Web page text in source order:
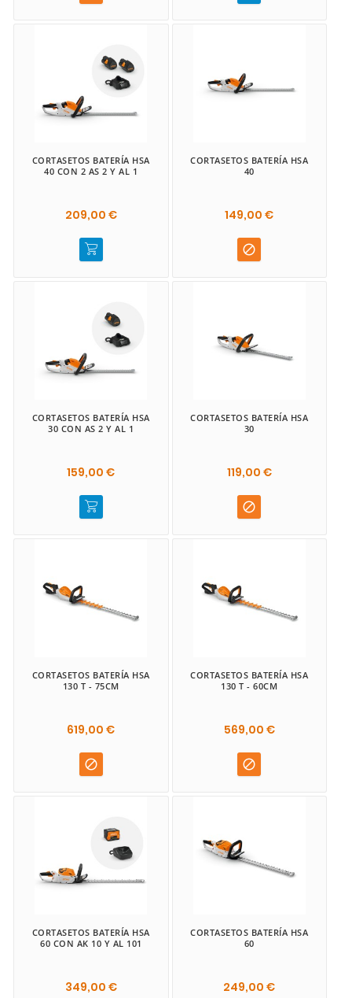
CORTASETOS BATERÍA HSA
40 CON 2 AS 2 Y AL 1
209,00 €
CORTASETOS BATERÍA HSA
40
149,00 €

CORTASETOS BATERÍA HSA
30 CON AS 2 Y AL 1
159,00 €
CORTASETOS BATERÍA HSA
30
119,00 €

CORTASETOS BATERÍA HSA
130 T - 75CM
619,00 €

CORTASETOS BATERÍA HSA
130 T - 60CM
569,00 €

CORTASETOS BATERÍA HSA
60 CON AK 10 Y AL 101
349,00 €
CORTASETOS BATERÍA HSA
60
249,00 €